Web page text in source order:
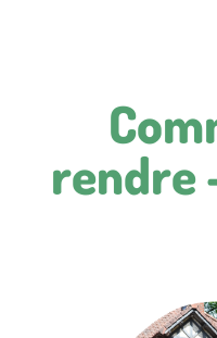
rendre